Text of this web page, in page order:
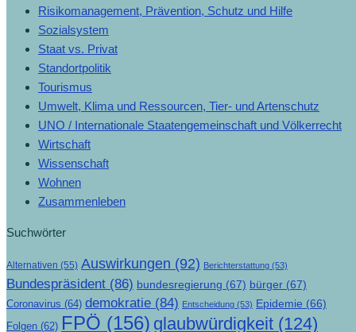
Risikomanagement, Prävention, Schutz und Hilfe
Sozialsystem
Staat vs. Privat
Standortpolitik
Tourismus
Umwelt, Klima und Ressourcen, Tier- und Artenschutz
UNO / Internationale Staatengemeinschaft und Völkerrecht
Wirtschaft
Wissenschaft
Wohnen
Zusammenleben
Suchwörter
Alternativen (55) Auswirkungen (92) Berichterstattung (53)
Bundespräsident (86) bundesregierung (67) bürger (67)
Coronavirus (64) demokratie (84) Entscheidung (53) Epidemie (66)
Folgen (62) FPÖ (156) glaubwürdigkeit (124)